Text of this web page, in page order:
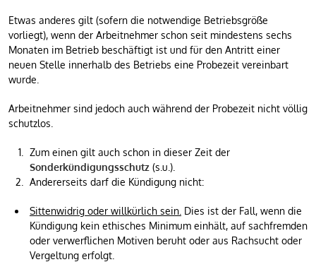
Etwas anderes gilt (sofern die notwendige Betriebsgröße
vorliegt), wenn der Arbeitnehmer schon seit mindestens sechs
Monaten im Betrieb beschäftigt ist und für den Antritt einer
neuen Stelle innerhalb des Betriebs eine Probezeit vereinbart
wurde.
Arbeitnehmer sind jedoch auch während der Probezeit nicht völlig
schutzlos.
Zum einen gilt auch schon in dieser Zeit der
Sonderkündigungsschutz (s.u.).
Andererseits darf die Kündigung nicht:
Sittenwidrig oder willkürlich sein. Dies ist der Fall, wenn die
Kündigung kein ethisches Minimum einhält, auf sachfremden
oder verwerflichen Motiven beruht oder aus Rachsucht oder
Vergeltung erfolgt.